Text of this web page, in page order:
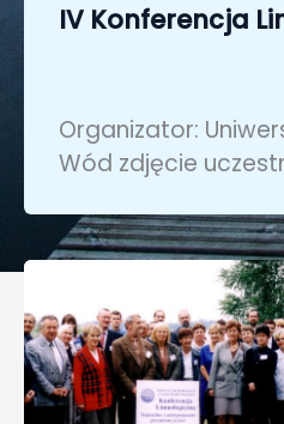
IV Konferencja
Organizator:
Wód zdjęcie